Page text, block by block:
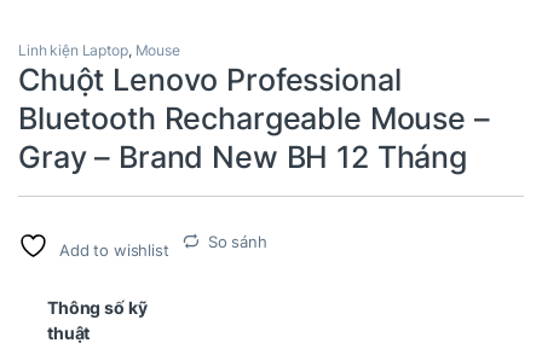
Linh kiện Laptop, Mouse
Chuột Lenovo Professional
Bluetooth Rechargeable Mouse –
Gray – Brand New BH 12 Tháng
Add to wishlist So sánh
Thông số kỹ
thuật